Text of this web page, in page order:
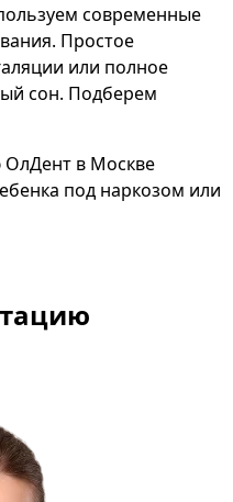
современные
Простое
или полное
сон. Подберем
ОлДент в Москве
под наркозом или